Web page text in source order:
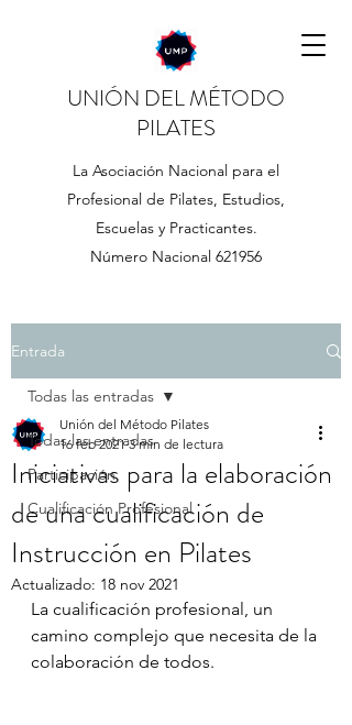
UNIÓN DEL MÉTODO
PILATES
La Asociación Nacional para el
Profesional de Pilates, Estudios,
Escuelas y Practicantes.
Número Nacional 621956
Entrada
Todas las entradas
Participación
Cualificación Profesional
Todas las entradas
Iniciativas para la elaboración
de una cualificación de
Instrucción en Pilates
Unión del Método Pilates
16 feb 2021 3 min de lectura
Actualizado: 18 nov 2021
La cualificación profesional, un
camino complejo que necesita de la
colaboración de todos.